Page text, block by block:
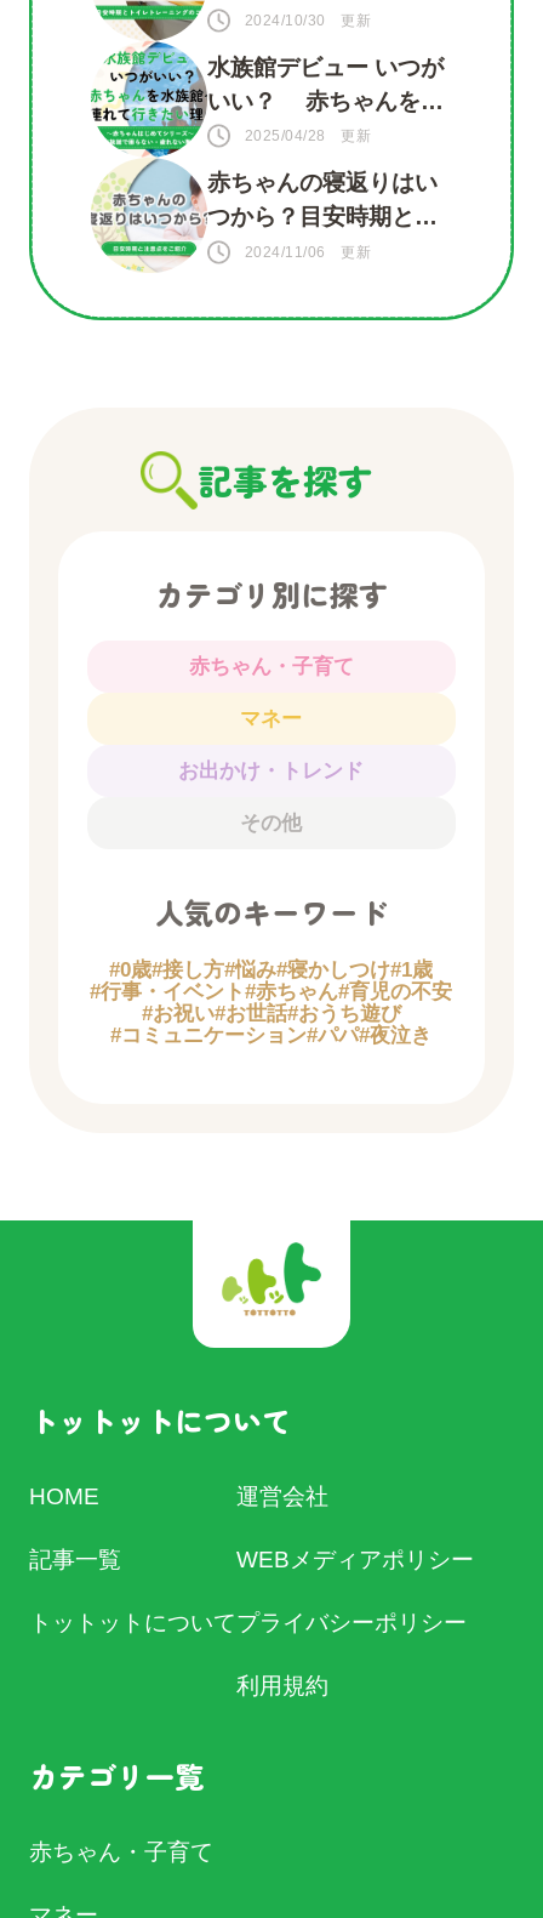
トレーニングのコツ
2024/10/30 更新
水族館デビュー いつが
いい？ 赤ちゃんを水
族館に連れて行きたい
理由がいっぱい！
2025/04/28 更新
赤ちゃんの寝返りはい
つから？目安時期と注
意点をご紹介
2024/11/06 更新
記事を探す
カテゴリ別に探す
赤ちゃん・子育て
マネー
お出かけ・トレンド
その他
人気のキーワード
#0歳#接し方#悩み#寝かしつけ#1歳
#行事・イベント#赤ちゃん#育児の不安
#お祝い#お世話#おうち遊び
#コミュニケーション#パパ#夜泣き
トットットについて
HOME
記事一覧
トットットについて
運営会社
WEBメディアポリシー
プライバシーポリシー
利用規約
カテゴリ一覧
赤ちゃん・子育て